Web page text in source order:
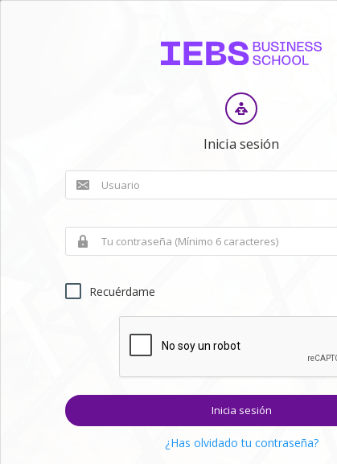
Inicia sesión
Recuérdame
Inicia sesión
¿Has olvidado tu contraseña?